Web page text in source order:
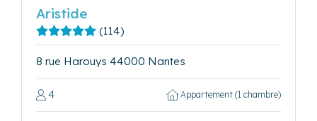
Aristide
(114)
8 rue Harouys 44000 Nantes
4 Appartement (1 chambre)